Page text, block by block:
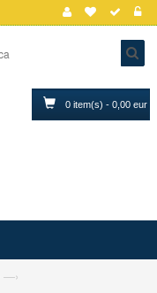
0 item(s) - 0,00 eur
—›